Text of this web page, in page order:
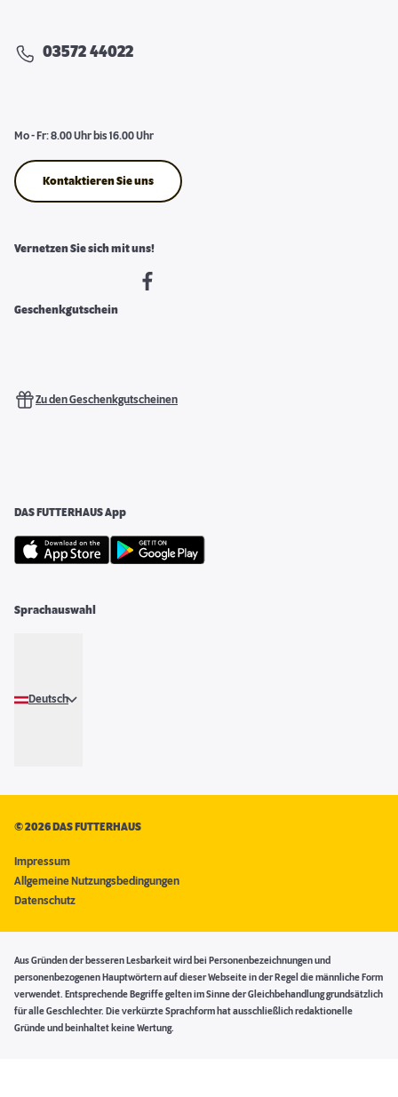
03572 44022
Mo - Fr: 8.00 Uhr bis 16.00 Uhr
Kontaktieren Sie uns
Vernetzen Sie sich mit uns!
Geschenkgutschein
Zu den Geschenkgutscheinen
DAS FUTTERHAUS App
Sprachauswahl
Deutsch
©2026 DAS FUTTERHAUS
Impressum
Allgemeine Nutzungsbedingungen
Datenschutz
Aus Gründen der besseren Lesbarkeit wird bei Personenbezeichnungen und
personenbezogenen Hauptwörtern auf dieser Webseite in der Regel die männliche Form
verwendet. Entsprechende Begriffe gelten im Sinne der Gleichbehandlung grundsätzlich
für alle Geschlechter. Die verkürzte Sprachform hat ausschließlich redaktionelle
Gründe und beinhaltet keine Wertung.